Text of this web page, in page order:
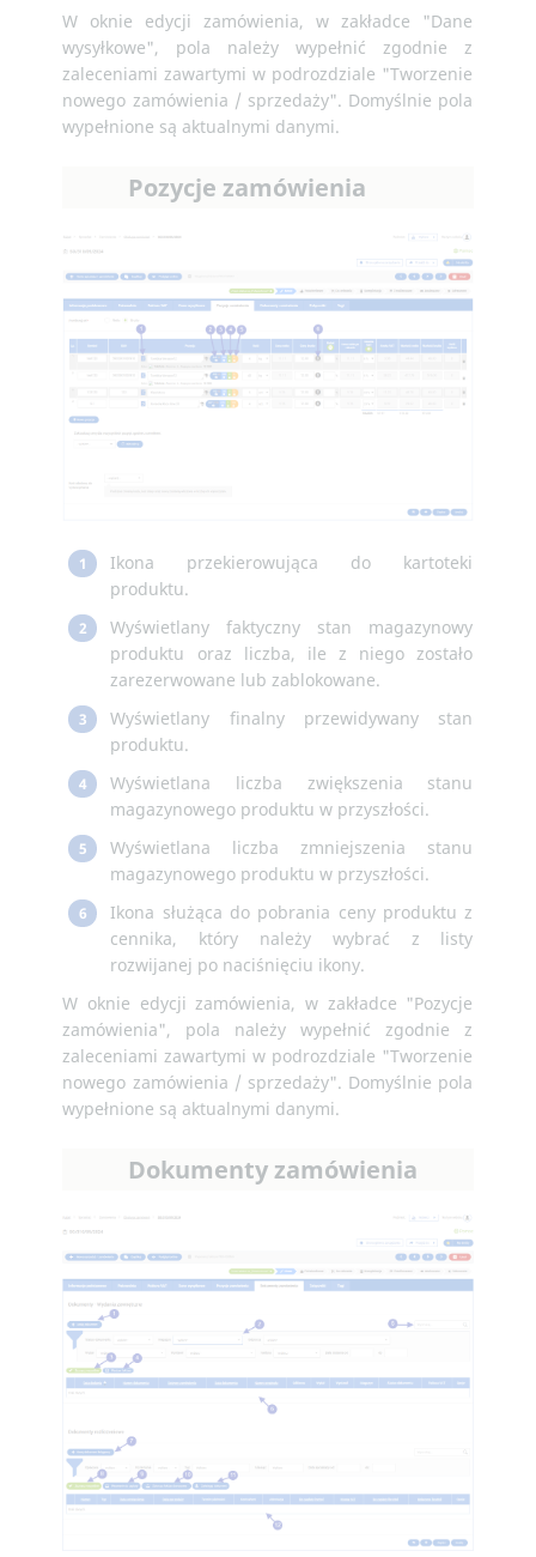
W oknie edycji zamówienia, w zakładce "Dane
wysyłkowe", pola należy wypełnić zgodnie z
zaleceniami zawartymi w podrozdziale "Tworzenie
nowego zamówienia / sprzedaży". Domyślnie pola
wypełnione są aktualnymi danymi.
Pozycje zamówienia
1
Ikona przekierowująca do kartoteki
produktu.
2
Wyświetlany faktyczny stan magazynowy
produktu oraz liczba, ile z niego zostało
zarezerwowane lub zablokowane.
3
Wyświetlany finalny przewidywany stan
produktu.
4
Wyświetlana liczba zwiększenia stanu
magazynowego produktu w przyszłości.
5
Wyświetlana liczba zmniejszenia stanu
magazynowego produktu w przyszłości.
6
Ikona służąca do pobrania ceny produktu z
cennika, który należy wybrać z listy
rozwijanej po naciśnięciu ikony.
W oknie edycji zamówienia, w zakładce "Pozycje
zamówienia", pola należy wypełnić zgodnie z
zaleceniami zawartymi w podrozdziale "Tworzenie
nowego zamówienia / sprzedaży". Domyślnie pola
wypełnione są aktualnymi danymi.
Dokumenty zamówienia